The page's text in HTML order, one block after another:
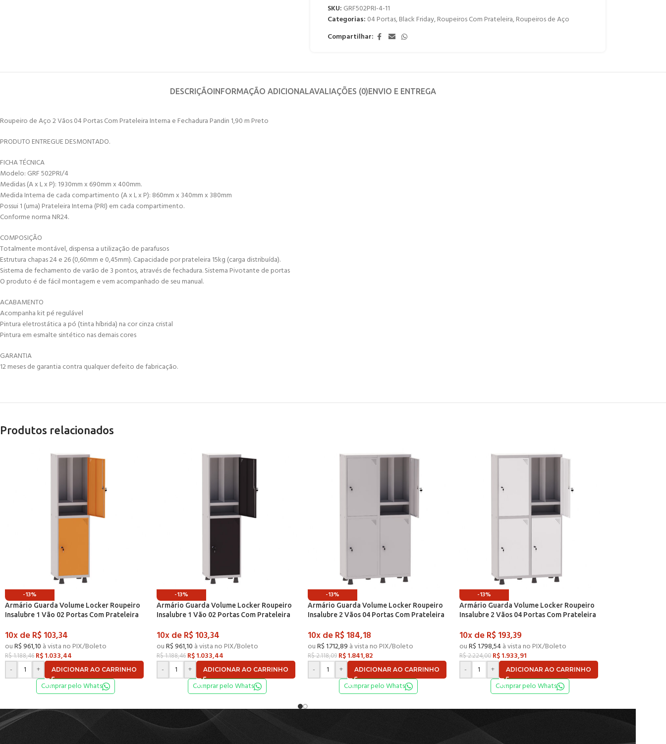
SKU: GRF502PRI-4-11
Categorias: 04 Portas,Black Friday,Roupeiros Com Prateleira,Roupeiros de Aço
Compartilhar:
DESCRIÇÃOINFORMAÇÃO ADICIONAL AVALIAÇÕES (0)ENVIO E ENTREGA
Roupeiro de Aço 2 Vãos 04 Portas Com Prateleira Interna e Fechadura Pandin 1,90 m Preto
PRODUTO ENTREGUE DESMONTADO.
FICHA TÉCNICA
Modelo: GRF 502PRI/4
Medidas (A x L x P): 1930mm x 690mm x 400mm.
Medida Interna de cada compartimento (A x L x P): 860mm x 340mm x 380mm
Possui 1 (uma) Prateleira Interna (PRI) em cada compartimento.
Conforme norma NR24.
COMPOSIÇÃO
Totalmente montável, dispensa a utilização de parafusos
Estrutura chapas 24 e 26 (0,60mm e 0,45mm). Capacidade por prateleira 15kg (carga distribuída).
Sistema de fechamento de varão de 3 pontos, através de fechadura. Sistema Pivotante de portas
O produto é de fácil montagem e vem acompanhado de seu manual.
ACABAMENTO
Acompanha kit pé regulável
Pintura eletrostática a pó (tinta híbrida) na cor cinza cristal
Pintura em esmalte sintético nas demais cores
GARANTIA
12 meses de garantia contra qualquer defeito de fabricação.
Produtos relacionados
-13%
Armário Guarda Volume Locker Roupeiro
Insalubre 1 Vão 02 Portas Com Prateleira
10x deR$103,34
ouR$ 961,10 à vista no PIX/Boleto
R$1.188,46 R$1.033,44
-
+ ADICIONAR AO CARRINHO
Comprar pelo Whats
-13%
Armário Guarda Volume Locker Roupeiro
Insalubre 1 Vão 02 Portas Com Prateleira
10x deR$103,34
ouR$ 961,10 à vista no PIX/Boleto
R$1.188,46 R$1.033,44
-
+ ADICIONAR AO CARRINHO
Comprar pelo Whats
-13%
Armário Guarda Volume Locker Roupeiro
Insalubre 2 Vãos 04 Portas Com Prateleira
10x deR$184,18
ouR$1.712,89 à vista no PIX/Boleto
R$2.118,09 R$1.841,82
-
+ ADICIONAR AO CARRINHO
Comprar pelo Whats
-13%
Armário Guarda Volume Locker Roupeiro
Insalubre 2 Vãos 04 Portas Com Prateleira
10x deR$193,39
ouR$1.798,54à vista no PIX/Boleto
R$2.224,00 R$1.933,91
-
+ ADICIONAR AO CARRINHO
Comprar pelo Whats